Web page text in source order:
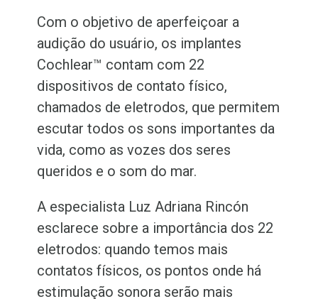
Com o objetivo de aperfeiçoar a
audição do usuário, os implantes
Cochlear™ contam com 22
dispositivos de contato físico,
chamados de eletrodos, que permitem
escutar todos os sons importantes da
vida, como as vozes dos seres
queridos e o som do mar.
A especialista Luz Adriana Rincón
esclarece sobre a importância dos 22
eletrodos: quando temos mais
contatos físicos, os pontos onde há
estimulação sonora serão mais